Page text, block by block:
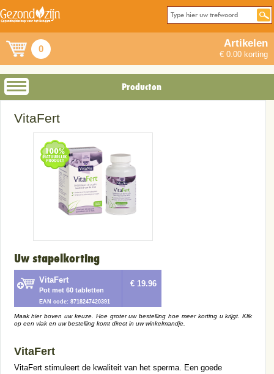
0 Artikelen
€ 0.00 korting
Producten
VitaFert
Uw stapelkorting
VitaFert
Pot met 60 tabletten
EAN code: 8718247420391
€ 19.96
Maak hier boven uw keuze. Hoe groter uw bestelling hoe meer korting u krijgt. Klik
op een vlak en uw bestelling komt direct in uw winkelmandje.
VitaFert
VitaFert stimuleert de kwaliteit van het sperma. Een goede